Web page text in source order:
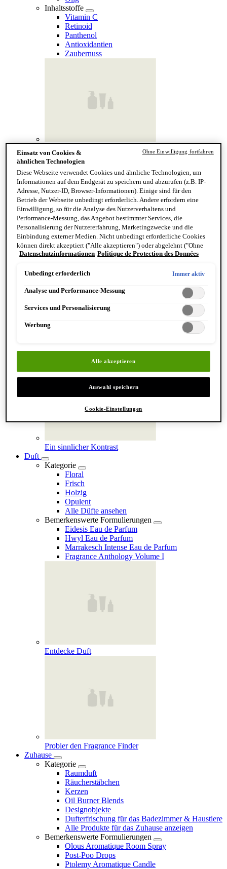
Inhaltsstoffe
Vitamin C
Retinoid
Panthenol
Antioxidantien
Zaubernuss
Hand & Körper
Kategorie
Handseife & Balsam
Seife am Stück
Reinigung & Peeling für den Körper
Körperbalsame und Öle
Mundpflege & Deodorants
Alle Hand- und Körperpflegeprodukte anzeigen
Bemerkenswerte Formulierungen
Resurrection Aromatique Hand Wash
Eleos Aromatique Hand Balm
Antithesis Intense Body Cleanser
Entdecken Sie Hand & Körper
Ein sinnlicher Kontrast
Duft
Kategorie
Floral
Frisch
Holzig
Opulent
Alle Düfte ansehen
Bemerkenswerte Formulierungen
Eidesis Eau de Parfum
Hwyl Eau de Parfum
Marrakesch Intense Eau de Parfum
Fragrance Anthology Volume I
Entdecke Duft
Probier den Fragrance Finder
Zuhause
Kategorie
Raumduft
Räucherstäbchen
Kerzen
Oil Burner Blends
Designobjekte
Dufterfrischung für das Badezimmer & Haustiere
Alle Produkte für das Zuhause anzeigen
Bemerkenswerte Formulierungen
Olous Aromatique Room Spray
Post-Poo Drops
Ptolemy Aromatique Candle
Einsatz von Cookies &
ähnlichen Technologien
Diese Webseite verwendet Cookies und ähnliche Technologien, um
Informationen auf dem Endgerät zu speichern und abzurufen (z.B. IP-
Adresse, Nutzer-ID, Browser-Informationen). Einige sind für den
Betrieb der Webseite unbedingt erforderlich. Andere erfordern eine
Einwilligung, so für die Analyse des Nutzerverhaltens und
Performance-Messung, das Angebot bestimmter Services, die
Personalisierung der Nutzererfahrung, Marketingzwecke und die
Einbindung externer Medien. Nicht unbedingt erforderliche Cookies
können direkt akzeptiert ("Alle akzeptieren") oder abgelehnt ("Ohne
Einwilligung fortfahren") werden. Individuelle Anpassungen der
speichern"). Die Auswahl kann jederzeit unter dem Link "Cookie-
Datenschutzinformationen.
Datenschutzinformationen Politique de Protection des Données
Unbedingt erforderlich Immer aktiv
Analyse und Performance-Messung
Services und Personalisierung
Werbung
Alle akzeptieren
Auswahl speichern
Cookie-Einstellungen
Ohne Einwilligung fortfahren